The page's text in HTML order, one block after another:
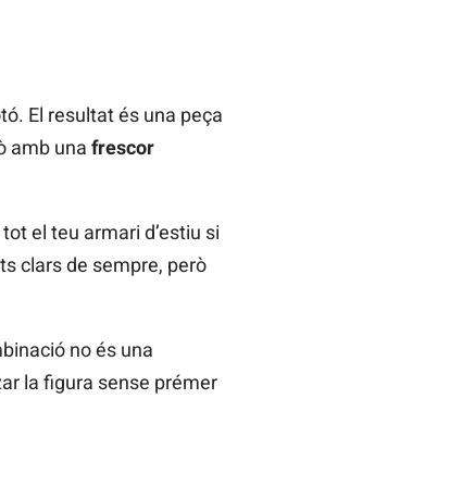
El resultat és una peça
amb una frescor
el teu armari d’estiu si
clars de sempre, però
no és una
la figura sense prémer